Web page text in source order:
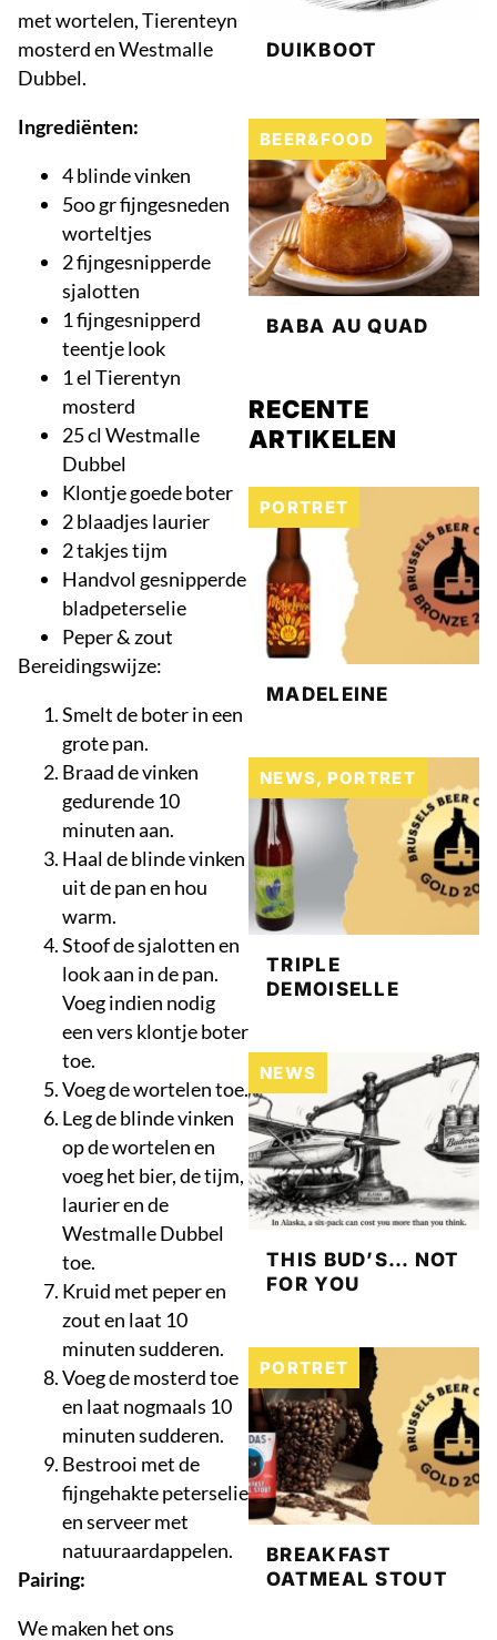
met wortelen, Tierenteyn
mosterd en Westmalle
Dubbel.
Ingrediënten:
4 blinde vinken
5oo gr fijngesneden
worteltjes
2 fijngesnipperde
sjalotten
1 fijngesnipperd
teentje look
1 el Tierentyn
mosterd
25 cl Westmalle
Dubbel
Klontje goede boter
2 blaadjes laurier
2 takjes tijm
Handvol gesnipperde
bladpeterselie
Peper & zout
Bereidingswijze:
Smelt de boter in een
grote pan.
Braad de vinken
gedurende 10
minuten aan.
Haal de blinde vinken
uit de pan en hou
warm.
Stoof de sjalotten en
look aan in de pan.
Voeg indien nodig
een vers klontje boter
toe.
Voeg de wortelen toe.
Leg de blinde vinken
op de wortelen en
voeg het bier, de tijm,
laurier en de
Westmalle Dubbel
toe.
Kruid met peper en
zout en laat 10
minuten sudderen.
Voeg de mosterd toe
en laat nogmaals 10
minuten sudderen.
Bestrooi met de
fijngehakte peterselie
en serveer met
natuuraardappelen.
Pairing:
We maken het ons
DUIKBOOT
BEER&FOOD
BABA AU QUAD
RECENTE
ARTIKELEN
PORTRET
MADELEINE
NEWS, PORTRET
TRIPLE
DEMOISELLE
NEWS
THIS BUD’S… NOT
FOR YOU
PORTRET
BREAKFAST
OATMEAL STOUT